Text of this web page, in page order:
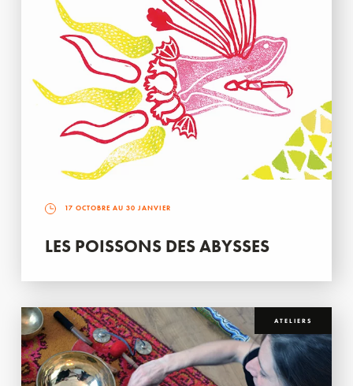
17 OCTOBRE AU 30 JANVIER
LES POISSONS DES ABYSSES
ATELIERS